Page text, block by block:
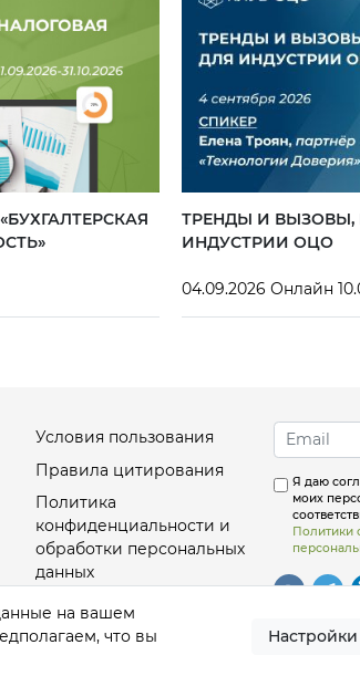
ТРЕНДЫ И
ИНДУСТРИИ ОЦО
04.09.2026 Онлайн
Условия пользования
Правила цитирования
Политика
конфиденциальности и
обработки персональных
данных
Настройки Cookies
Я даю
моих
Политики
на вашем
что вы
Настройки